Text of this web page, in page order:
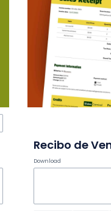
Download